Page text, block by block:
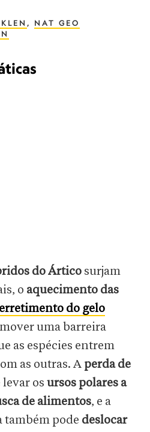
, NAT GEO
do Ártico surjam
o aquecimento das
do gelo
uma barreira
as espécies entrem
as outras. A perda de
levar os ursos polares a
de alimentos, e a
também pode deslocar